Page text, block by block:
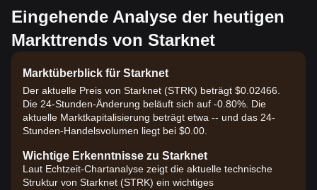
Eingehende Analyse der heutigen
Markttrends von Starknet
Marktüberblick für Starknet
Der aktuelle Preis von Starknet (STRK) beträgt $0.02466.
Die 24-Stunden-Änderung beläuft sich auf -0.80%. Die
aktuelle Marktkapitalisierung beträgt etwa -- und das 24-
Stunden-Handelsvolumen liegt bei $0.00.
Wichtige Erkenntnisse zu Starknet
Laut Echtzeit-Chartanalyse zeigt die aktuelle technische
Struktur von Starknet (STRK) ein wichtiges